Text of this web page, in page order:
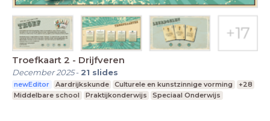
Troefkaart 2 - Drijfveren
December 2025- 21 slides
newEditor Aardrijkskunde Culturele en kunstzinnige vorming
+28
Middelbare school
Praktijkonderwijs Speciaal Onderwijs